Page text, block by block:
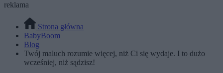
reklama
Strona główna
BabyBoom
Blog
Twój maluch rozumie więcej, niż Ci się wydaje. I to dużo
wcześniej, niż sądzisz!